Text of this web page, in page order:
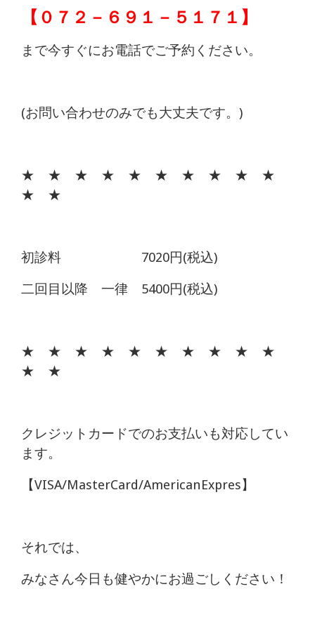
【０７２－６９１－５１７１】
まで今すぐにお電話でご予約ください。
(お問い合わせのみでも大丈夫です。)
★ ★ ★ ★ ★ ★ ★ ★ ★ ★
★ ★
初診料 7020円(税込)
二回目以降 一律 5400円(税込)
★ ★ ★ ★ ★ ★ ★ ★ ★ ★
★ ★
クレジットカードでのお支払いも対応してい
ます。
【VISA/MasterCard/AmericanExpres】
それでは、
みなさん今日も健やかにお過ごしください！